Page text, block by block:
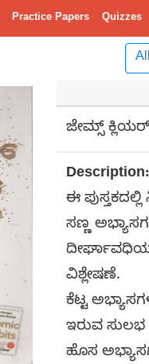
Practice Papers Quizzes
ಜೇಮ್ಸ್
Description:
ಈ
ಸಣ್ಣ
ವಿಶ್ಲೇಷಣೆ.
ಕೆಟ್ಟ
ಇರುವ
ಹೊಸ